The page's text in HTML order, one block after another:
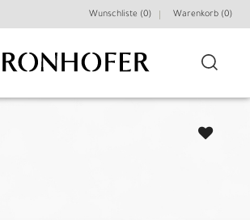
Wunschliste (0) Warenkorb (0)